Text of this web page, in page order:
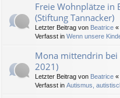
Freie Wohnplätze in
(Stiftung Tannacker)
Letzter Beitrag von Beatrice «
Verfasst in Wenn unsere
Mona mittendrin bei
2021)
Letzter Beitrag von Beatrice «
Verfasst in Autismus,